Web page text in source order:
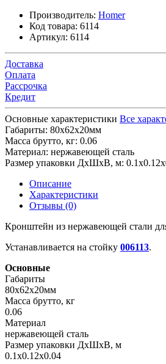
Производитель: Homer
Код товара: 6114
Артикул: 6114
Доставка
Оплата
Рассрочка
Кредит
Основные характеристики Все
Габариты: 80х62х20мм
Масса брутто, кг: 0.06
Материал: нержавеющей сталь
Размер упаковки ДхШхВ, м:
Описание
Характеристики
Отзывы (0)
Кронштейн из нержавеющей стали
Устанавливается на стойку 006113.
Основные
Габариты
80х62х20мм
Масса брутто, кг
0.06
Материал
нержавеющей сталь
Размер упаковки ДхШхВ, м
0.1x0.12x0.04